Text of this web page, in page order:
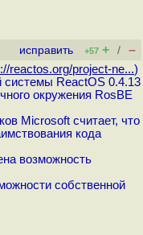
исправить +57 + / –
reactos.org/project-ne...)
системы ReactOS 0.4.13
окружения RosBE
Microsoft считает, что
кода
возможность
собственной